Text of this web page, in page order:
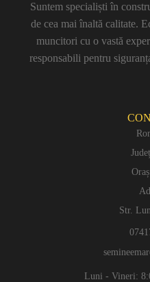
Suntem specialiști în
de cea mai înaltă calitate.
muncitori cu o vastă
responsabili pentru
Str.
Luni - Vineri: